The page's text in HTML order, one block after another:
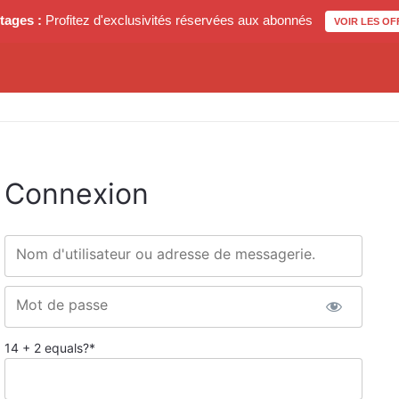
: Profitez d'exclusivités réservées aux abonnés VOIR LES
Connexion
Nom d'utilisateur ou adresse de messagerie.
Mot de passe
14 + 2 equals?*